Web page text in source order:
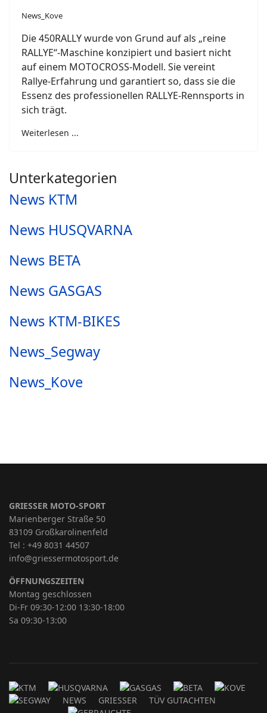
News_Kove
Die 450RALLY wurde von Grund auf als „reine
RALLYE“-Maschine konzipiert und basiert nicht
auf einem MOTOCROSS-Modell. Sie vereint
Rallye-Erfahrung und garantiert so, dass sie die
Essenz des professionellen RALLYE-Rennsports in
sich trägt.
Weiterlesen ...
Unterkategorien
News KTM
News HUSQVARNA
News BETA
News GASGAS
News KTM-BIKES
News_Segway
News_Kove
GRIESSER MOTO-SPORT
Marienberger Straße 50
83109 Großkarolinenfeld
Tel : +49 8031 44507
info@griessermotosport.de
ÖFFNUNGSZEITEN
Montag geschlossen
Di-Fr 09:30-12:00 13:30-18:00
Sa 09:30-13:00
NEWS GRIESSER TÜV GUTACHTEN